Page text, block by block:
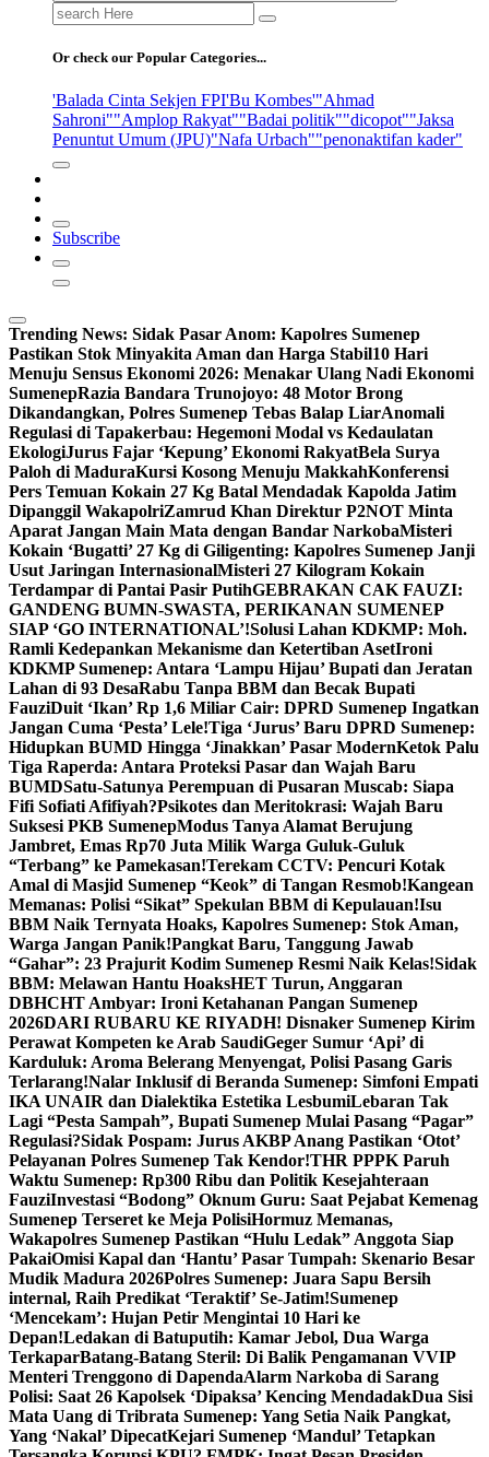
Search
for:
Or check our Popular Categories...
'Balada Cinta Sekjen FPI'Bu Kombes'"Ahmad
Sahroni""Amplop Rakyat""Badai politik""dicopot""Jaksa
Penuntut Umum (JPU)"Nafa Urbach""penonaktifan kader"
Subscribe
Trending News: Sidak Pasar Anom: Kapolres Sumenep
Pastikan Stok Minyakita Aman dan Harga Stabil10 Hari
Menuju Sensus Ekonomi 2026: Menakar Ulang Nadi Ekonomi
SumenepRazia Bandara Trunojoyo: 48 Motor Brong
Dikandangkan, Polres Sumenep Tebas Balap LiarAnomali
Regulasi di Tapakerbau: Hegemoni Modal vs Kedaulatan
EkologiJurus Fajar ‘Kepung’ Ekonomi RakyatBela Surya
Paloh di MaduraKursi Kosong Menuju MakkahKonferensi
Pers Temuan Kokain 27 Kg Batal Mendadak Kapolda Jatim
Dipanggil WakapolriZamrud Khan Direktur P2NOT Minta
Aparat Jangan Main Mata dengan Bandar NarkobaMisteri
Kokain ‘Bugatti’ 27 Kg di Giligenting: Kapolres Sumenep Janji
Usut Jaringan InternasionalMisteri 27 Kilogram Kokain
Terdampar di Pantai Pasir PutihGEBRAKAN CAK FAUZI:
GANDENG BUMN-SWASTA, PERIKANAN SUMENEP
SIAP ‘GO INTERNATIONAL’!Solusi Lahan KDKMP: Moh.
Ramli Kedepankan Mekanisme dan Ketertiban AsetIroni
KDKMP Sumenep: Antara ‘Lampu Hijau’ Bupati dan Jeratan
Lahan di 93 DesaRabu Tanpa BBM dan Becak Bupati
FauziDuit ‘Ikan’ Rp 1,6 Miliar Cair: DPRD Sumenep Ingatkan
Jangan Cuma ‘Pesta’ Lele!Tiga ‘Jurus’ Baru DPRD Sumenep:
Hidupkan BUMD Hingga ‘Jinakkan’ Pasar ModernKetok Palu
Tiga Raperda: Antara Proteksi Pasar dan Wajah Baru
BUMDSatu-Satunya Perempuan di Pusaran Muscab: Siapa
Fifi Sofiati Afifiyah?Psikotes dan Meritokrasi: Wajah Baru
Suksesi PKB SumenepModus Tanya Alamat Berujung
Jambret, Emas Rp70 Juta Milik Warga Guluk-Guluk
“Terbang” ke Pamekasan!Terekam CCTV: Pencuri Kotak
Amal di Masjid Sumenep “Keok” di Tangan Resmob!Kangean
Memanas: Polisi “Sikat” Spekulan BBM di Kepulauan!Isu
BBM Naik Ternyata Hoaks, Kapolres Sumenep: Stok Aman,
Warga Jangan Panik!Pangkat Baru, Tanggung Jawab
“Gahar”: 23 Prajurit Kodim Sumenep Resmi Naik Kelas!Sidak
BBM: Melawan Hantu HoaksHET Turun, Anggaran
DBHCHT Ambyar: Ironi Ketahanan Pangan Sumenep
2026DARI RUBARU KE RIYADH! Disnaker Sumenep Kirim
Perawat Kompeten ke Arab SaudiGeger Sumur ‘Api’ di
Karduluk: Aroma Belerang Menyengat, Polisi Pasang Garis
Terlarang!Nalar Inklusif di Beranda Sumenep: Simfoni Empati
IKA UNAIR dan Dialektika Estetika LesbumiLebaran Tak
Lagi “Pesta Sampah”, Bupati Sumenep Mulai Pasang “Pagar”
Regulasi?Sidak Pospam: Jurus AKBP Anang Pastikan ‘Otot’
Pelayanan Polres Sumenep Tak Kendor!THR PPPK Paruh
Waktu Sumenep: Rp300 Ribu dan Politik Kesejahteraan
FauziInvestasi “Bodong” Oknum Guru: Saat Pejabat Kemenag
Sumenep Terseret ke Meja PolisiHormuz Memanas,
Wakapolres Sumenep Pastikan “Hulu Ledak” Anggota Siap
PakaiOmisi Kapal dan ‘Hantu’ Pasar Tumpah: Skenario Besar
Mudik Madura 2026Polres Sumenep: Juara Sapu Bersih
internal, Raih Predikat ‘Teraktif’ Se-Jatim!Sumenep
‘Mencekam’: Hujan Petir Mengintai 10 Hari ke
Depan!Ledakan di Batuputih: Kamar Jebol, Dua Warga
TerkaparBatang-Batang Steril: Di Balik Pengamanan VVIP
Menteri Trenggono di DapendaAlarm Narkoba di Sarang
Polisi: Saat 26 Kapolsek ‘Dipaksa’ Kencing MendadakDua Sisi
Mata Uang di Tribrata Sumenep: Yang Setia Naik Pangkat,
Yang ‘Nakal’ DipecatKejari Sumenep ‘Mandul’ Tetapkan